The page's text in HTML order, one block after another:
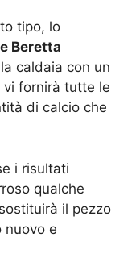
tipo, lo
Beretta
caldaia con un
vi fornirà tutte le
di calcio che
i risultati
qualche
il pezzo
nuovo e